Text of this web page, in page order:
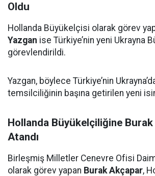
Oldu
Hollanda Büyükelçisi olarak görev
Yazgan ise Türkiye’nin yeni Ukrayna
görevlendirildi.
Yazgan, böylece Türkiye’nin
temsilciliğinin başına getirilen yeni
Hollanda Büyükelçiliğine
Atandı
Birleşmiş Milletler Cenevre Ofisi
olarak görev yapan Burak Akçapar,